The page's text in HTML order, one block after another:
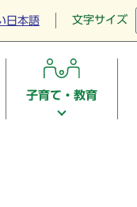
日本語 文字サイズ
子育て・教育